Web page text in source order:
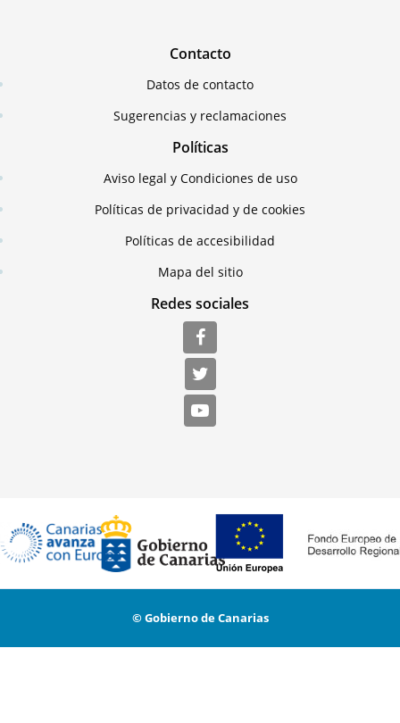
Contacto
Datos de contacto
Sugerencias y reclamaciones
Políticas
Aviso legal y Condiciones de uso
Políticas de privacidad y de cookies
Políticas de accesibilidad
Mapa del sitio
Redes sociales
© Gobierno de Canarias